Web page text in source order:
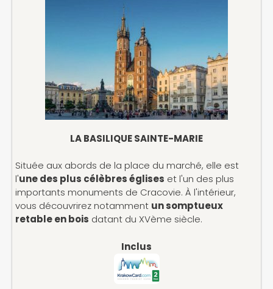
LA BASILIQUE SAINTE-MARIE
Située aux abords de la place du marché, elle est
l'une des plus célèbres églises et l'un des plus
importants monuments de Cracovie. À l'intérieur,
vous découvrirez notamment un somptueux
retable en bois datant du XVème siècle.
Inclus